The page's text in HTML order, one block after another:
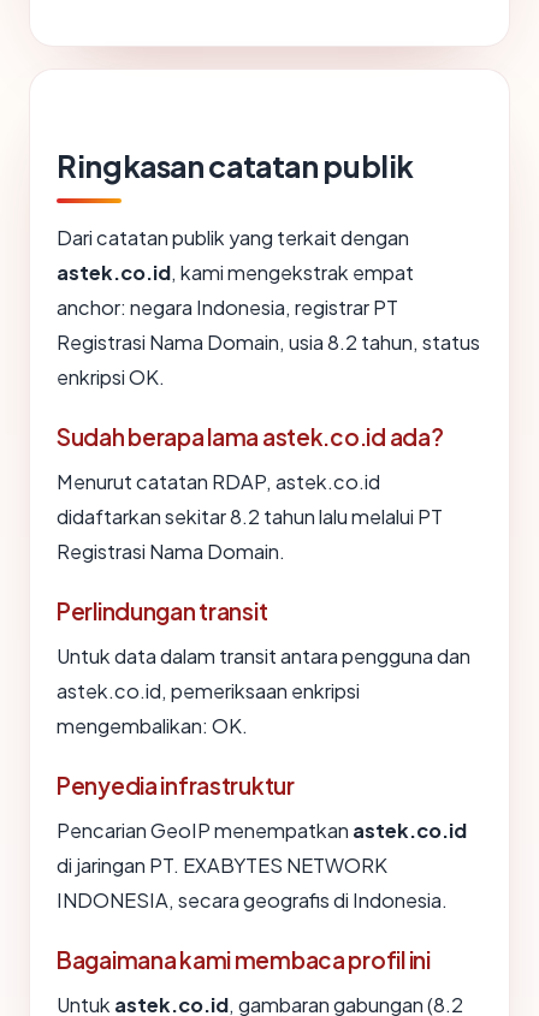
Ringkasan catatan publik
Dari catatan publik yang terkait dengan
astek.co.id, kami mengekstrak empat
anchor: negara Indonesia, registrar PT
Registrasi Nama Domain, usia 8.2 tahun, status
enkripsi OK.
Sudah berapa lama astek.co.id ada?
Menurut catatan RDAP, astek.co.id
didaftarkan sekitar 8.2 tahun lalu melalui PT
Registrasi Nama Domain.
Perlindungan transit
Untuk data dalam transit antara pengguna dan
astek.co.id, pemeriksaan enkripsi
mengembalikan: OK.
Penyedia infrastruktur
Pencarian GeoIP menempatkan astek.co.id
di jaringan PT. EXABYTES NETWORK
INDONESIA, secara geografis di Indonesia.
Bagaimana kami membaca profil ini
Untuk astek.co.id, gambaran gabungan (8.2